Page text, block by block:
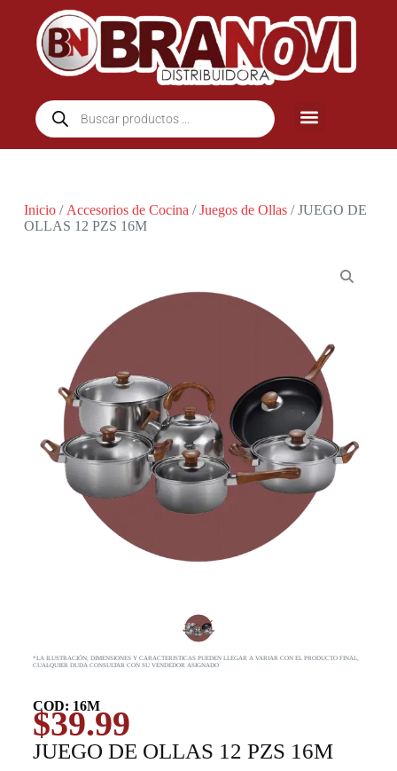
Inicio/ Accesorios de Cocina /Juegos de Ollas/ JUEGO DE
OLLAS 12 PZS 16M
*LA ILUSTRACIÓN, DIMENSIONES Y CARACTERISTICAS PUEDEN LLEGAR A VARIAR CON EL PRODUCTO FINAL,
CUALQUIER DUDA CONSULTAR CON SU VENDEDOR ASIGNADO
COD: 16M
$39.99
JUEGO DE OLLAS 12 PZS 16M